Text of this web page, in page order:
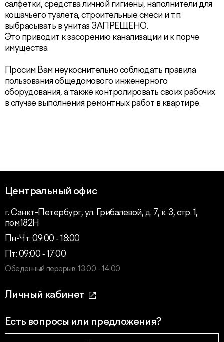
салфетки, средства личной гигиены, наполнители для
кошачьего туалета, строительные смеси и т.п.
выбрасывать в унитаз ЗАПРЕЩЕНО.
Это приводит к засорению канализации и к порче
имущества.
Просим Вам неукоснительно соблюдать правила
пользования общедомового инженерного
оборудования, а также контролировать своих рабочих
в случае выполнения ремонтных работ в квартире.
Центральный офис
г. Санкт-Петербург, ул. Грибалевой, д. 7, к. 3, стр. 1,
пом.182Н
Пн-Чт: 09:00 ‑ 18:00
Пт: 09:00 ‑ 17:00
Обеденный перерыв: 13.00 - 14.00
Личный кабинет
Есть вопросы или предложения?